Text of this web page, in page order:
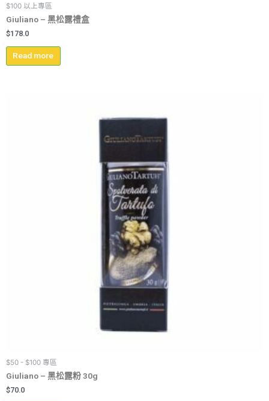
$100 以上專區
Giuliano – 黑松露禮盒
$178.0
Read more
$50 - $100 專區
Giuliano – 黑松露粉 30g
$70.0